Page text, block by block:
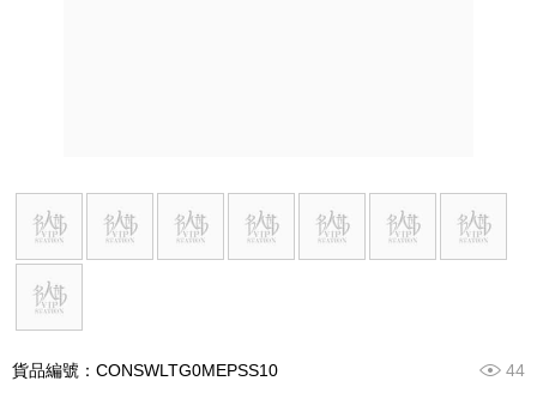
貨品編號：CONSWLTG0MEPSS10 44